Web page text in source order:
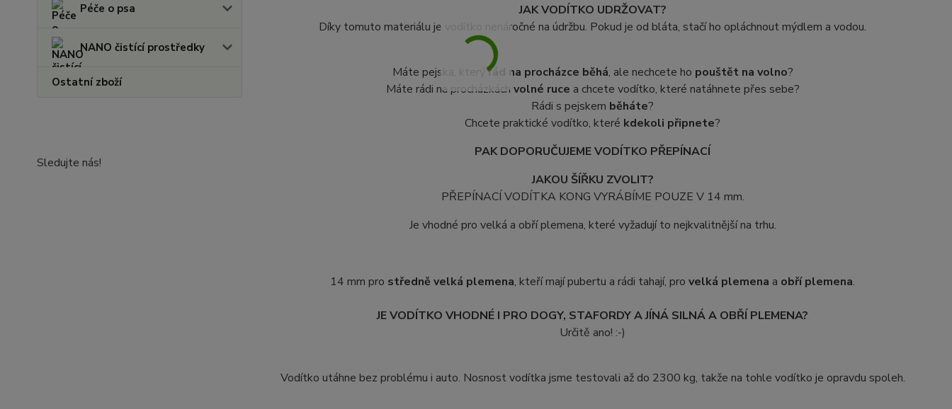
Péče o psa
NANO čistící prostředky
Ostatní zboží
Sledujte nás!
JAK VODÍTKO UDRŽOVAT?
Díky tomuto materiálu je vodítko nenáročné na údržbu. Pokud je od bláta, stačí ho opláchnout mýdlem a vodou.
Máte pejska, kterýrád na procházce běhá, ale nechcete ho pouštět na volno?
Máte rádi na procházkách volné ruce a chcete vodítko, které natáhnete přes sebe?
Rádi s pejskem běháte?
Chcete praktické vodítko, které kdekoli připnete?
PAK DOPORUČUJEME VODÍTKO PŘEPÍNACÍ
JAKOU ŠÍŘKU ZVOLIT?
PŘEPÍNACÍ VODÍTKA KONG VYRÁBÍME POUZE V 14 mm.
Je vhodné pro velká a obří plemena, které vyžadují to nejkvalitnější na trhu.
14 mm pro středně velká plemena, kteří mají pubertu a rádi tahají, provelká plemena a obří plemena.
JE VODÍTKO VHODNÉ I PRO DOGY, STAFORDY A JÍNÁ SILNÁ A OBŘÍ PLEMENA?
Určitě ano! :-)
Vodítko utáhne bez problému i auto. Nosnost vodítka jsme testovali až do 2300 kg, takže na tohle vodítko je opravdu spoleh.